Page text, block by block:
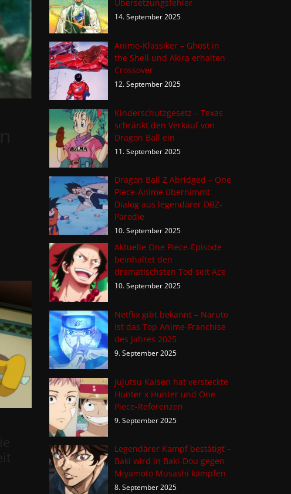
Übersetzungsfehler
14. September 2025
Anime-Klassiker – Ghost in
the Shell und Akira erhalten
Crossover
12. September 2025
Kinderschutzgesetz – Texas
schränkt den Verkauf von
Dragon Ball ein
11. September 2025
Dragon Ball Z Abridged – One
Piece-Anime übernimmt
Dialog aus legendärer DBZ-
Parodie
10. September 2025
Aktuelle One Piece-Episode
beinhaltet den
dramatischsten Tod seit Ace
10. September 2025
Netflix gibt bekannt – Naruto
ist das Top Anime-Franchise
des Jahres 2025
9. September 2025
Jujutsu Kaisen hat versteckte
Hunter x Hunter und One
Piece-Referenzen
9. September 2025
Legendärer Kampf bestätigt –
Baki wird in Baki-Dou gegen
Miyamoto Musashi kämpfen
8. September 2025